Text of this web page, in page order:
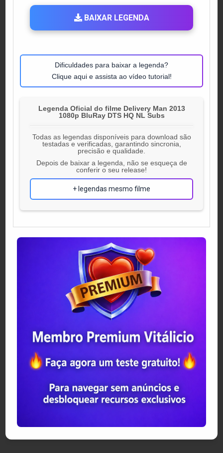
BAIXAR LEGENDA
Dificuldades para baixar a legenda?
Clique aqui e assista ao vídeo tutorial!
Legenda Oficial do filme Delivery Man 2013
1080p BluRay DTS HQ NL Subs
Todas as legendas disponíveis para download são
testadas e verificadas, garantindo sincronia,
precisão e qualidade.
Depois de baixar a legenda, não se esqueça de
conferir o seu release!
+ legendas mesmo filme